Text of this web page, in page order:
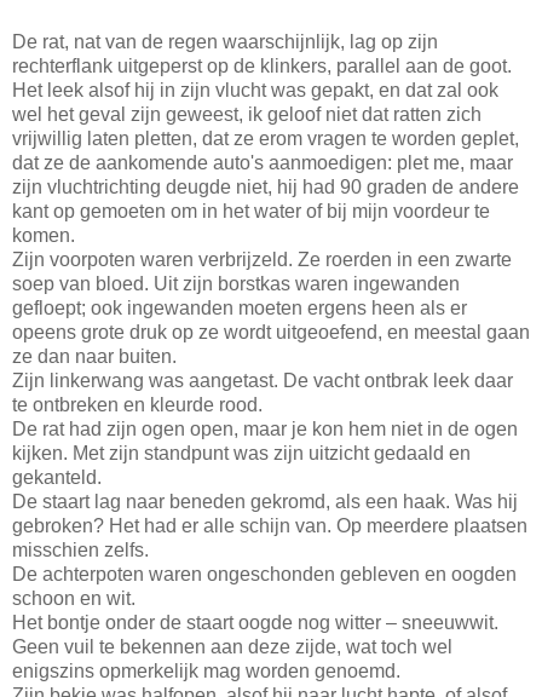
De rat, nat van de regen waarschijnlijk, lag op zijn
rechterflank uitgeperst op de klinkers, parallel aan de goot.
Het leek alsof hij in zijn vlucht was gepakt, en dat zal ook
wel het geval zijn geweest, ik geloof niet dat ratten zich
vrijwillig laten pletten, dat ze erom vragen te worden geplet,
dat ze de aankomende auto's aanmoedigen: plet me, maar
zijn vluchtrichting deugde niet, hij had 90 graden de andere
kant op gemoeten om in het water of bij mijn voordeur te
komen.
Zijn voorpoten waren verbrijzeld. Ze roerden in een zwarte
soep van bloed. Uit zijn borstkas waren ingewanden
gefloept; ook ingewanden moeten ergens heen als er
opeens grote druk op ze wordt uitgeoefend, en meestal gaan
ze dan naar buiten.
Zijn linkerwang was aangetast. De vacht ontbrak leek daar
te ontbreken en kleurde rood.
De rat had zijn ogen open, maar je kon hem niet in de ogen
kijken. Met zijn standpunt was zijn uitzicht gedaald en
gekanteld.
De staart lag naar beneden gekromd, als een haak. Was hij
gebroken? Het had er alle schijn van. Op meerdere plaatsen
misschien zelfs.
De achterpoten waren ongeschonden gebleven en oogden
schoon en wit.
Het bontje onder de staart oogde nog witter – sneeuwwit.
Geen vuil te bekennen aan deze zijde, wat toch wel
enigszins opmerkelijk mag worden genoemd.